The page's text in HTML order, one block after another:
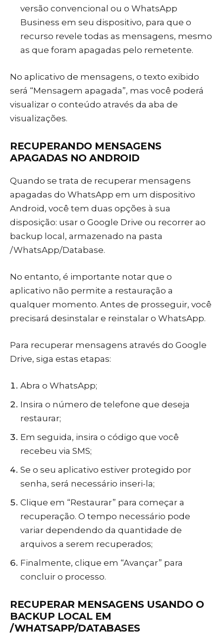
versão convencional ou o WhatsApp
Business em seu dispositivo, para que o
recurso revele todas as mensagens, mesmo
as que foram apagadas pelo remetente.
No aplicativo de mensagens, o texto exibido
será “Mensagem apagada”, mas você poderá
visualizar o conteúdo através da aba de
visualizações.
RECUPERANDO MENSAGENS
APAGADAS NO ANDROID
Quando se trata de recuperar mensagens
apagadas do WhatsApp em um dispositivo
Android, você tem duas opções à sua
disposição: usar o Google Drive ou recorrer ao
backup local, armazenado na pasta
/WhatsApp/Database.
No entanto, é importante notar que o
aplicativo não permite a restauração a
qualquer momento. Antes de prosseguir, você
precisará desinstalar e reinstalar o WhatsApp.
Para recuperar mensagens através do Google
Drive, siga estas etapas:
Abra o WhatsApp;
Insira o número de telefone que deseja
restaurar;
Em seguida, insira o código que você
recebeu via SMS;
Se o seu aplicativo estiver protegido por
senha, será necessário inseri-la;
Clique em “Restaurar” para começar a
recuperação. O tempo necessário pode
variar dependendo da quantidade de
arquivos a serem recuperados;
Finalmente, clique em “Avançar” para
concluir o processo.
RECUPERAR MENSAGENS USANDO O
BACKUP LOCAL EM
/WHATSAPP/DATABASES